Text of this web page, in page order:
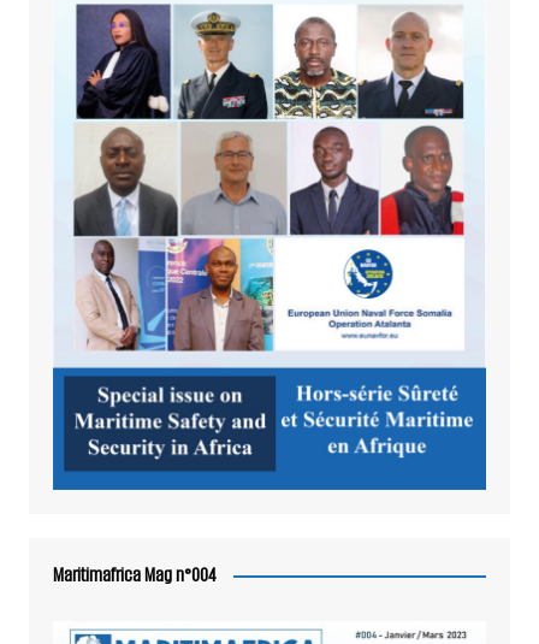
Maritimafrica Mag n°004